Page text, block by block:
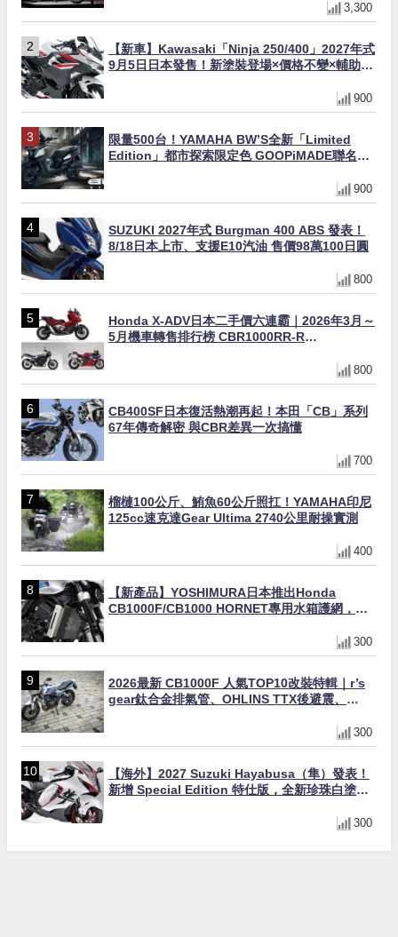
3,300
【新車】Kawasaki「Ninja 250/400」2027年式
9月5日日本發售！新塗裝登場×價格不變×輔助滑
900
限量500台！YAMAHA BW’S全新「Limited
Edition」都市探索限定色 GOOPiMADE聯名包
900
SUZUKI 2027年式 Burgman 400 ABS 發表！
8/18日本上市、支援E10汽油 售價98萬100日圓
800
Honda X-ADV日本二手價六連霸｜2026年3月～
5月機車轉售排行榜 CBR1000RR-R
800
CB400SF日本復活熱潮再起！本田「CB」系列
67年傳奇解密 與CBR差異一次搞懂
700
榴槤100公斤、鮪魚60公斤照扛！YAMAHA印尼
125cc速克達Gear Ultima 2740公里耐操實測
400
【新產品】YOSHIMURA日本推出Honda
CB1000F/CB1000 HORNET專用水箱護網，六
300
2026最新 CB1000F 人氣TOP10改裝特輯｜r’s
gear鈦合金排氣管、OHLINS TTX後避震、
300
【海外】2027 Suzuki Hayabusa（隼）發表！
新增 Special Edition 特仕版，全新珍珠白塗裝
300